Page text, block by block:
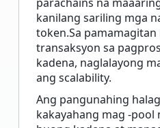
kanilang sariling mga
token.Sa
transaksyon sa
kadena, naglalayong
ang scalability.
Ang pangunahing
kakayahang mag -pool